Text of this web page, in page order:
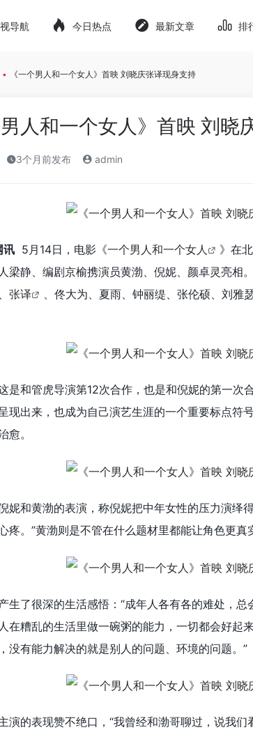
导航 今日热点 最新文章 排
• 《一个男人和一个女人》首映 刘晓庆张译现身支持
男人和一个女人》首映 刘晓
3个月前发布 admin
讯 5月14日，电影《一个男人和一个女人
》在
梁静、编剧京榆携演员黄渤、倪妮、颜卓灵亮相
张译
、佟大为、夏雨、钟丽缇、张伦硕、刘
是和管虎导演第12次合作，也是和倪妮的第一次
现出来，也成为自己演艺生涯的一个重要标点符
愈。
妮和黄渤的表演，称倪妮把中年女性的压力演绎
疼。”黄渤则是不管在什么题材里都能让角色更真
生了很深的生活感悟：“成年人各有各的难处，
在糟乱的生活里做一碗粥的能力，一切都会好起
没有能力解决的就是别人的问题、环境的问题。”
演的表现赞不绝口，“我曾经和渤哥聊过，说我